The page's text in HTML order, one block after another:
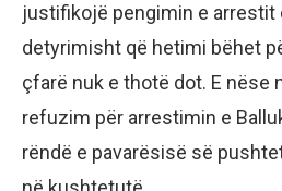
justifikojë pengimin e arrestit
detyrimisht që hetimi bëhet
çfarë nuk e thotë dot. E nëse
refuzim për arrestimin e
rëndë e pavarësisë së